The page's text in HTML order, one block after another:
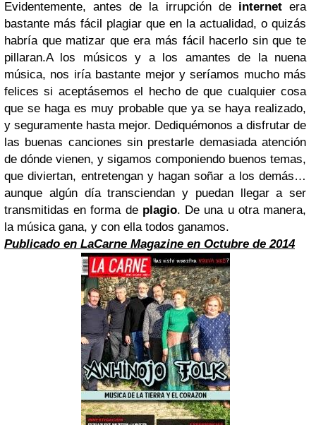
Evidentemente, antes de la irrupción de internetera
bastante más fácil plagiar que en la actualidad, o quizás
habría que matizar que era más fácil hacerlo sin que te
pillaran.A los músicos y a los amantes de la nuena
música, nos iría bastante mejor y seríamos mucho más
felices si aceptásemos el hecho de que cualquier cosa
que se haga es muy probable que ya se haya realizado,
y seguramente hasta mejor. Dediquémonos a disfrutar de
las buenas canciones sin prestarle demasiada atención
de dónde vienen, y sigamos componiendo buenos temas,
que diviertan, entretengan y hagan soñar a los demás…
aunque algún día transciendan y puedan llegar a ser
transmitidas en forma de plagio. De una u otra manera,
la música gana, y con ella todos ganamos.
Publicado en LaCarne Magazine en Octubre de 2014